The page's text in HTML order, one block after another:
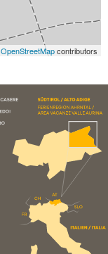
OpenStreetMapcontributors